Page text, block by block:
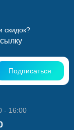
скидок?
Подписаться
- 16:00